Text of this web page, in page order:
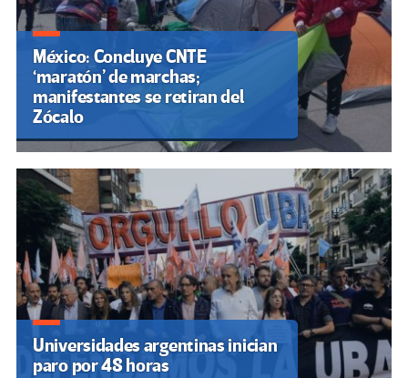
México: Concluye CNTE
‘maratón’ de marchas;
manifestantes se retiran del
Zócalo
Universidades argentinas inician
paro por 48 horas